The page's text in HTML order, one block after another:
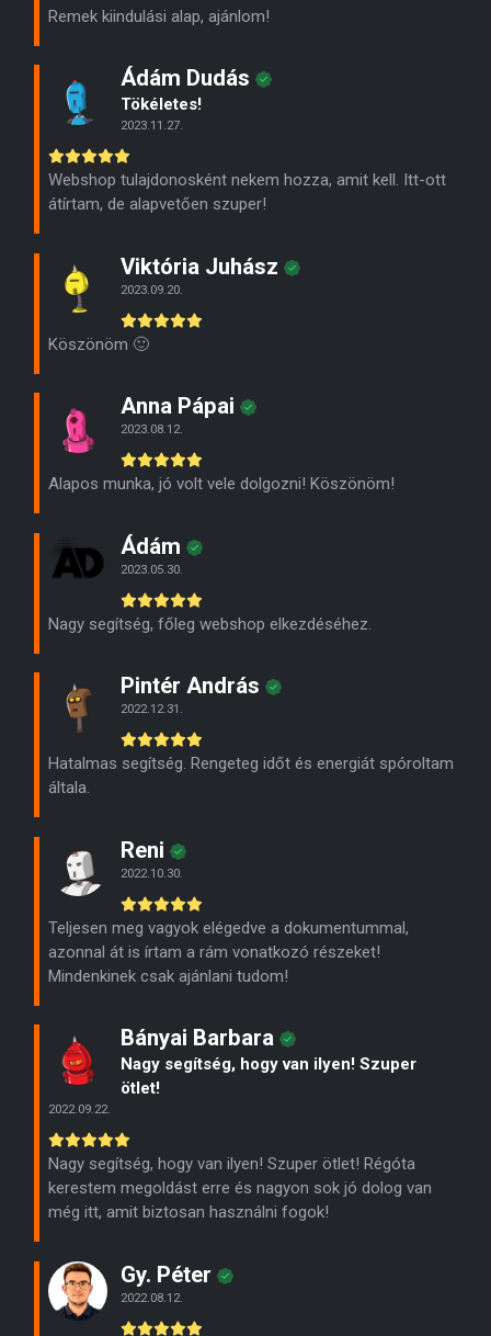
Remek kiindulási alap, ajánlom!
Ádám Dudás
Tökéletes!
2023.11.27.
Webshop tulajdonosként nekem hozza, amit kell. Itt-ott
átírtam, de alapvetően szuper!
Viktória Juhász
2023.09.20.
Köszönöm 🙂
Anna Pápai
2023.08.12.
Alapos munka, jó volt vele dolgozni! Köszönöm!
Ádám
2023.05.30.
Nagy segítség, főleg webshop elkezdéséhez.
Pintér András
2022.12.31.
Hatalmas segítség. Rengeteg időt és energiát spóroltam
általa.
Reni
2022.10.30.
Teljesen meg vagyok elégedve a dokumentummal,
azonnal át is írtam a rám vonatkozó részeket!
Mindenkinek csak ajánlani tudom!
Bányai Barbara
Nagy segítség, hogy van ilyen! Szuper
ötlet!
2022.09.22.
Nagy segítség, hogy van ilyen! Szuper ötlet! Régóta
kerestem megoldást erre és nagyon sok jó dolog van
még itt, amit biztosan használni fogok!
Gy. Péter
2022.08.12.